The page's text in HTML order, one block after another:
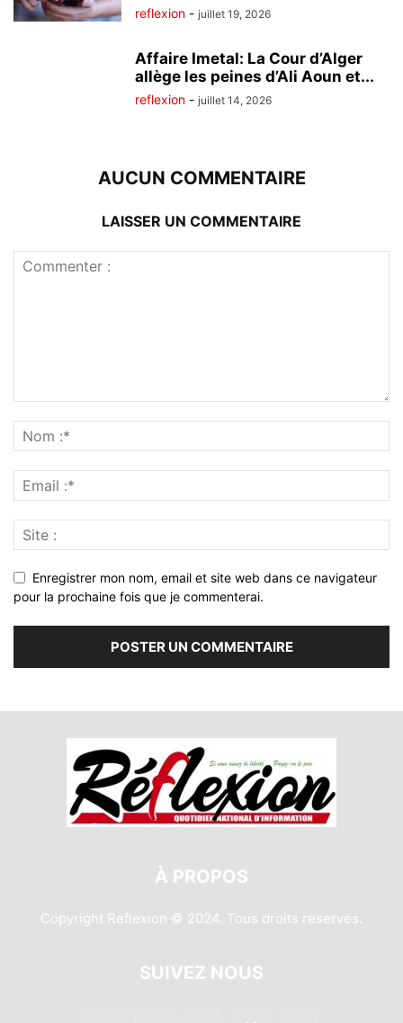
reflexion - juillet 19, 2026
Affaire Imetal: La Cour d’Alger
allège les peines d’Ali Aoun et...
reflexion - juillet 14, 2026
AUCUN COMMENTAIRE
LAISSER UN COMMENTAIRE
Enregistrer mon nom, email et site web dans ce navigateur
pour la prochaine fois que je commenterai.
À PROPOS
Copyright Reflexion © 2024. Tous droits reserves.
SUIVEZ NOUS